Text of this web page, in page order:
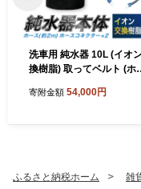
洗車用 純水器 10L (イオ
換樹脂) 取ってベルト (ホ
×2) 洗車 ホース付き
寄附金額 54,000円
ふるさと納税ホーム 雑